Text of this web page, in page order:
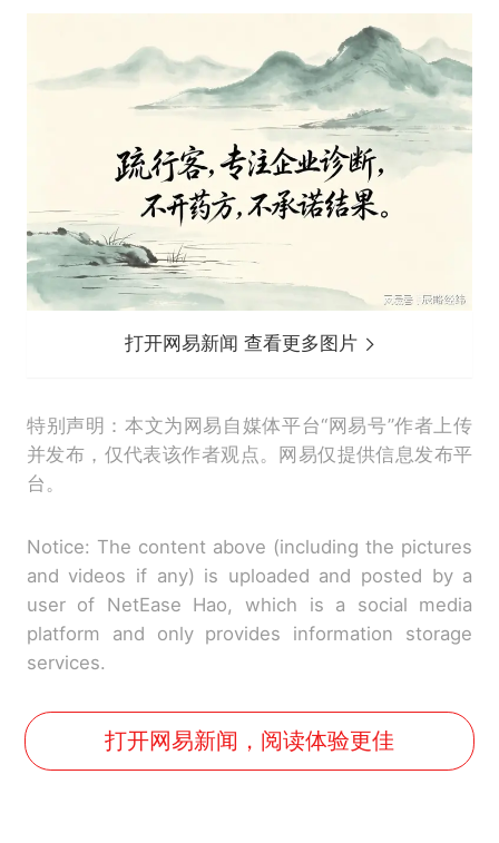
打开网易新闻 查看更多图片
特别声明：本文为网易自媒体平台“网易号”作者上传
并发布，仅代表该作者观点。网易仅提供信息发布平
台。
Notice: The content above (including the pictures
and videos if any) is uploaded and posted by a
user of NetEase Hao, which is a social media
platform and only provides information storage
services.
打开网易新闻，阅读体验更佳